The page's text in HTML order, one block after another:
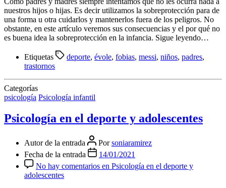
nuestros hijos o hijas. Es decir utilizamos la sobreprotección para de
una forma u otra cuidarlos y mantenerlos fuera de los peligros. No
obstante, en este artículo veremos sus consecuencias y el por qué no
es buena idea la sobreprotección en la infancia. Sigue leyendo…
Etiquetas deporte, évole, fobias, messi, niños, padres,
trastornos
Categorías
psicología Psicología infantil
Psicología en el deporte y adolescentes
Autor de la entrada Porsoniaramirez
Fecha de la entrada
14/01/2021
No hay comentarios en Psicología en el deporte y
adolescentes